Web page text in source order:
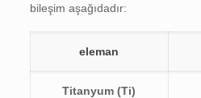
bileşim aşağıdadır:
eleman
Titanyum (Ti)